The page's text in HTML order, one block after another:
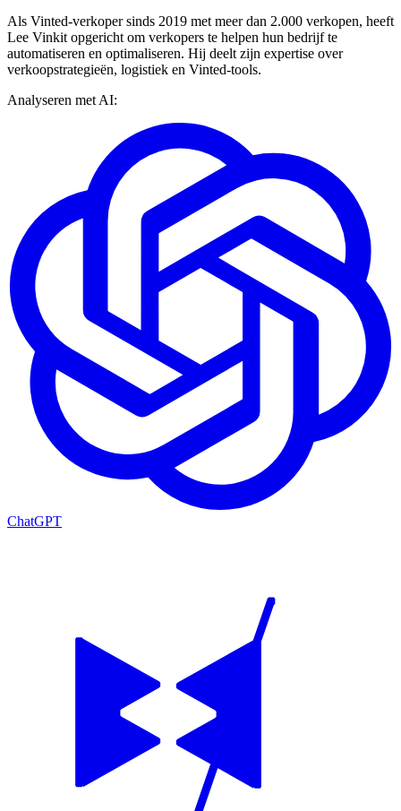
Als Vinted-verkoper sinds 2019 met meer dan 2.000 verkopen, heeft
Lee Vinkit opgericht om verkopers te helpen hun bedrijf te
automatiseren en optimaliseren. Hij deelt zijn expertise over
verkoopstrategieën, logistiek en Vinted-tools.
Analyseren met AI:
ChatGPT